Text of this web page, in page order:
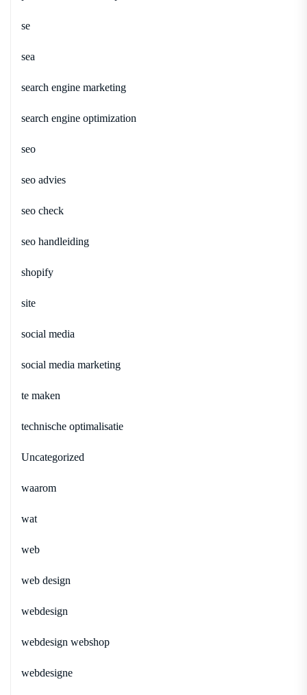
se
sea
search engine marketing
search engine optimization
seo
seo advies
seo check
seo handleiding
shopify
site
social media
social media marketing
te maken
technische optimalisatie
Uncategorized
waarom
wat
web
web design
webdesign
webdesign webshop
webdesigne